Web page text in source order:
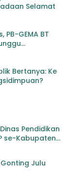
Selamat
GEMA BT
Bertindak
Bertanya: Ke
Pendidikan
se-Kabupaten
Gonting Julu